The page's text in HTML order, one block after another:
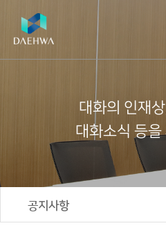
개
인
사
역
공
적
적
재
개
의
감
정
당
인
재
영
ESG
실
천
부
동
산
대화의 인재상
대화소식 등을
공지사항